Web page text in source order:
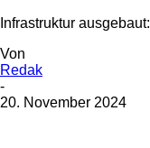
Infrastruktur ausgebaut:
Von
Redak
-
20. November 2024